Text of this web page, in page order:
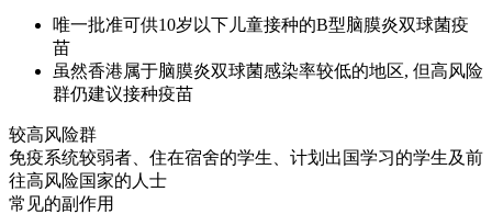
唯一批准可供10岁以下儿童接种的B型脑膜炎双球菌疫
苗
虽然香港属于脑膜炎双球菌感染率较低的地区, 但高风险
群仍建议接种疫苗
较高风险群
免疫系统较弱者、住在宿舍的学生、计划出国学习的学生及前
往高风险国家的人士
常见的副作用